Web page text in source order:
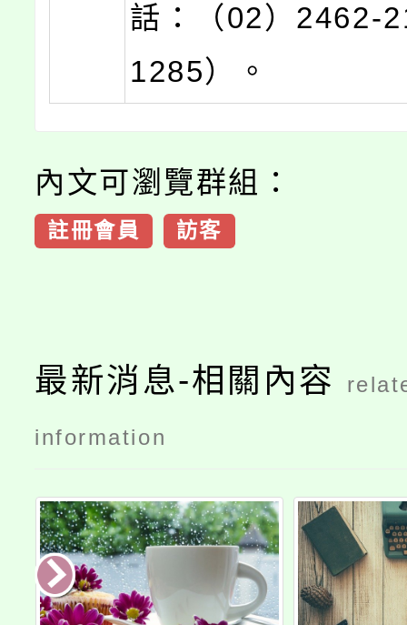
話：（02）2462-
1285）。
內文可瀏覽群組：
註冊會員 訪客
最新消息-相關內容
information